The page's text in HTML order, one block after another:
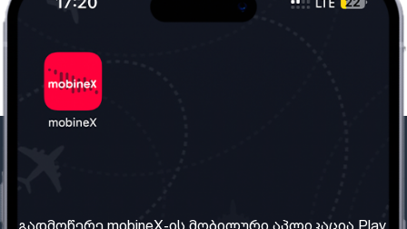
ჩვენ შესახებ წესები და პირობები